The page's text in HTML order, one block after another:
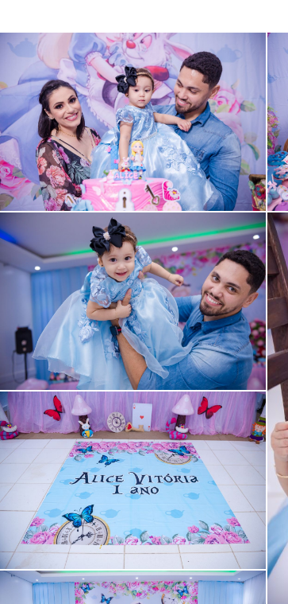
Guardar
Guardar
Guardar
Guardar